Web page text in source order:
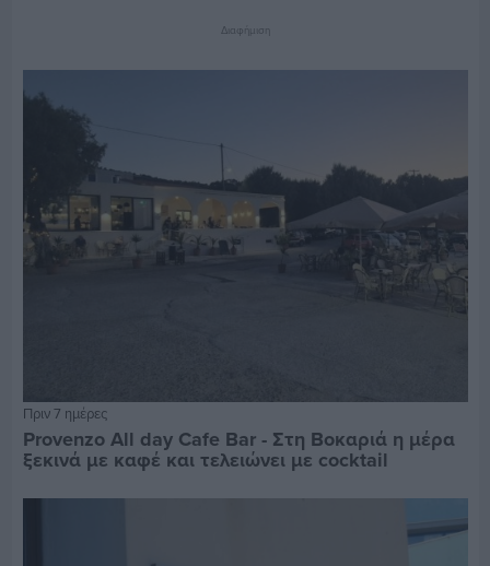
Διαφήμιση
Πριν 7 ημέρες
Provenzo All day Cafe Bar - Στη Βοκαριά η μέρα
ξεκινά με καφέ και τελειώνει με cocktail